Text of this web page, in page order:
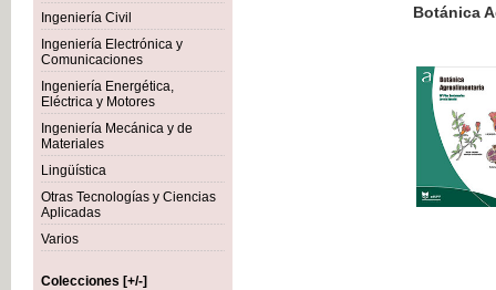
Ingeniería Civil
Ingeniería Electrónica y
Comunicaciones
Ingeniería Energética,
Eléctrica y Motores
Ingeniería Mecánica y de
Materiales
Lingüística
Otras Tecnologías y Ciencias
Aplicadas
Varios
Colecciones [+/-]
Botánica Agroalimentaria
IVA